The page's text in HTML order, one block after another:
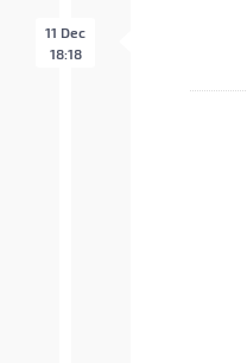
11 Dec
18:18